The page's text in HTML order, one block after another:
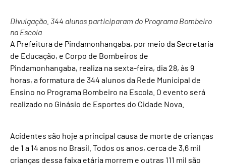
Divulgação. 344 alunos participaram do Programa Bombeiro
na Escola
A Prefeitura de Pindamonhangaba, por meio da Secretaria
de Educação, e Corpo de Bombeiros de
Pindamonhangaba, realiza na sexta-feira, dia 28, às 9
horas, a formatura de 344 alunos da Rede Municipal de
Ensino no Programa Bombeiro na Escola. O evento será
realizado no Ginásio de Esportes do Cidade Nova.
Acidentes são hoje a principal causa de morte de crianças
de 1 a 14 anos no Brasil. Todos os anos, cerca de 3,6 mil
crianças dessa faixa etária morrem e outras 111 mil são